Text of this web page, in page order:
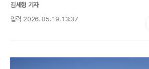
김세형 기자
입력 2026. 05. 19. 13:37